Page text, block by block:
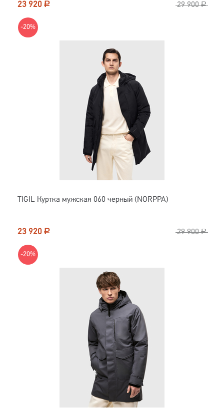
23 920 Р 29 900 Р
-20%
TIGIL Куртка мужская 060 черный (NORPPA)
23 920 Р 29 900 Р
-20%